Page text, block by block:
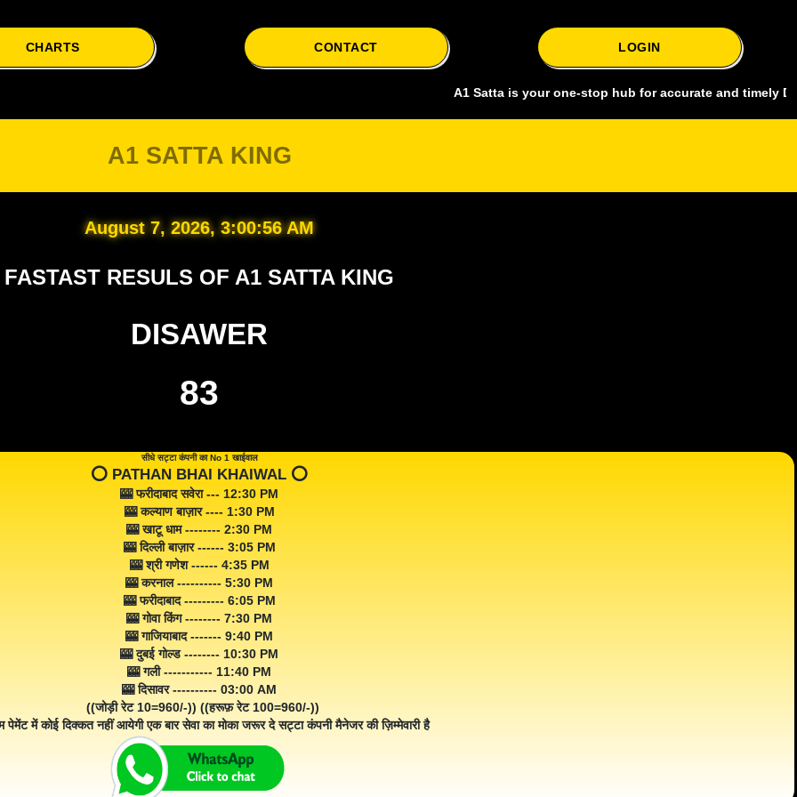
CHARTS CONTACT LOGIN
A1 Satta is your one-stop hub for accurate and timely Delhi
A1 SATTA KING
August 7, 2026, 3:00:56 AM
FASTAST RESULS OF A1 SATTA KING
DISAWER
83
सीधे सट्टा कंपनी का No 1 खाईवाल
⭕️ PATHAN BHAI KHAIWAL ⭕️
🎰 फरीदाबाद सवेरा --- 12:30 PM
🎰 कल्याण बाज़ार ---- 1:30 PM
🎰 खाटू धाम -------- 2:30 PM
🎰 दिल्ली बाज़ार ------ 3:05 PM
🎰 श्री गणेश ------ 4:35 PM
🎰 करनाल ---------- 5:30 PM
🎰 फरीदाबाद --------- 6:05 PM
🎰 गोवा किंग -------- 7:30 PM
🎰 गाजियाबाद ------- 9:40 PM
🎰 दुबई गोल्ड -------- 10:30 PM
🎰 गली ----------- 11:40 PM
🎰 दिसावर ---------- 03:00 AM
((जोड़ी रेट 10=960/-)) ((हरूफ़ रेट 100=960/-))
पेमेंट में कोई दिक्कत नहीं आयेगी एक बार सेवा का मोका जरूर दे सट्टा कंपनी मैनेजर की ज़िम्मेवारी है